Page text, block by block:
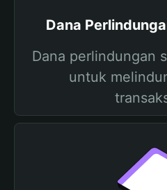
Dana
Dana perlindungan
untuk